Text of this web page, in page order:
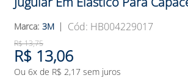
3M : HB004229017
R$13,75
R$ 13,06
Ou 6x de R$ 2,17 sem juros